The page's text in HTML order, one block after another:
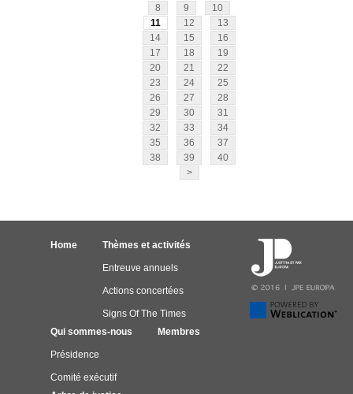
8
9
10
11
12
13
14
15
16
17
18
19
20
21
22
23
24
25
26
27
28
29
30
31
32
33
34
35
36
37
38
39
40
>
Home Thèmes et activités
Entreuve annuels
Actions concertées
Signs Of The Times
Qui sommes-nous
Présidence
Comité exécutif
Membres